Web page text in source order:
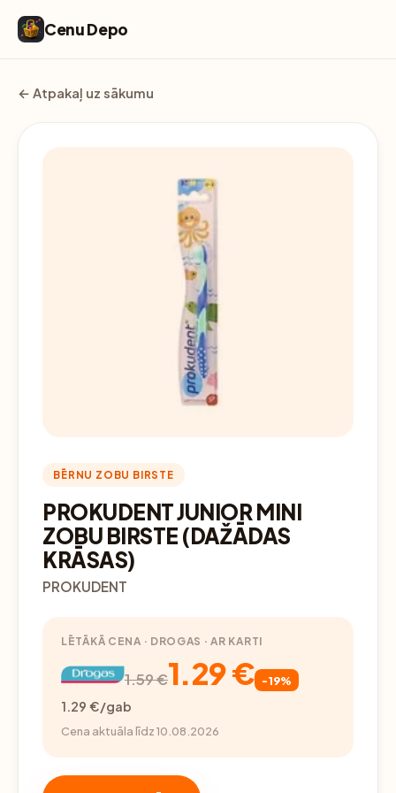
Cenu Depo
← Atpakaļ uz sākumu
BĒRNU ZOBU BIRSTE
PROKUDENT JUNIOR MINI
ZOBU BIRSTE (DAŽĀDAS
KRĀSAS)
PROKUDENT
LĒTĀKĀ CENA · DROGAS · AR KARTI
1.59 €1.29 € -19%
1.29 €/gab
Cena aktuāla līdz 10.08.2026